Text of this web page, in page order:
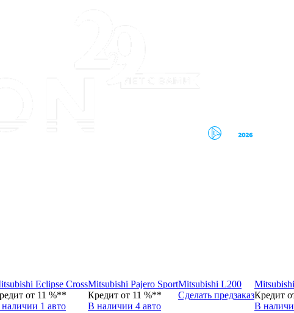
Eclipse Cross
от 11 %**
1 авто
Mitsubishi Pajero Sport
Кредит от 11 %**
В наличии 4 авто
Mitsubishi L200
Сделать предзаказКредит
В